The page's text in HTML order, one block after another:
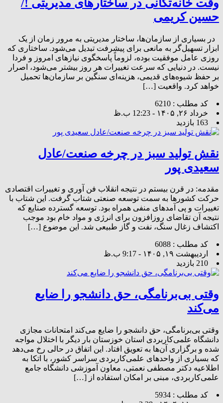
وقت خانه‌تکانی در ساختارهای مدیریتی !/
حسین کریمی
در بسیاری از سازمان‌ها، ساختار مدیریتی به مرور زمان از یک
ابزار تسهیل‌گر به مانعی برای پیشرفت تبدیل می‌شود. ساختاری که
روزی عامل موفقیت بوده، لزوماً پاسخگوی نیازهای امروز و فردا
نیست. در دنیایی که سرعت تغییرات هر روز بیشتر می‌شود، اصرار
بر حفظ شیوه‌های قدیمی، هزینه‌ای سنگین بر سازمان‌ها تحمیل
خواهد کرد. واقعیت […]
کد مطلب : 6210
خرداد ۲۶, ۱۴۰۵ - 12:23 ب.ظ
163 بازدید
نقش تولید سبز در چرخه صنعت/عادل
سعیدی پور
مقدمه: در قرن بیستم در نتیجه انقلاب فن آوری و تغییرات اقتصادی
حرکت کشورها به سمت توسعه صنعتی شتاب گرفت. این شتاب با
تغییرات و پی آمدهای منفی همراه بود. توسعه گسترده صنایع که
نتیجه آن تقاضای روزافزون برای انرژی و مواد خام بود موجب
اکتشاف زغال سنگ، نفت و گاز طبیعی شد. این موضوع […]
کد مطلب : 6088
اردیبهشت ۱۹, ۱۴۰۵ - 9:17 ب.ظ
210 بازدید
وقتی بی‌برنامگی، حق دانشجو را ضایع
می‌کند
وقتی بی‌برنامگی، حق دانشجو را ضایع می‌کند امتحانات مجازی
دانشگاه علمی‌کاربردی استان خوزستان بار دیگر با اختلال مواجه
شده و برگزاری آن‌ها به تعویق افتاد. این اتفاق در حالی رخ می‌دهد
که بسیاری از واحدهای علمی‌کاربردی سراسر کشور، با اتکا به
اطلاعیه دکتر مصطفی نعمتی، معاون آموزشی دانشگاه جامع
علمی‌کاربردی، مبنی بر امکان استفاده از […]
کد مطلب : 5934